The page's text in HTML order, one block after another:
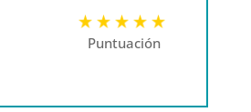
Puntuación